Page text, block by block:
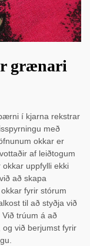
grænari
í kjarna rekstrar
með
okkar er
af leiðtogum
uppfylli ekki
að skapa
fyrir stórum
til að styðja við
trúum á að
við berjumst fyrir